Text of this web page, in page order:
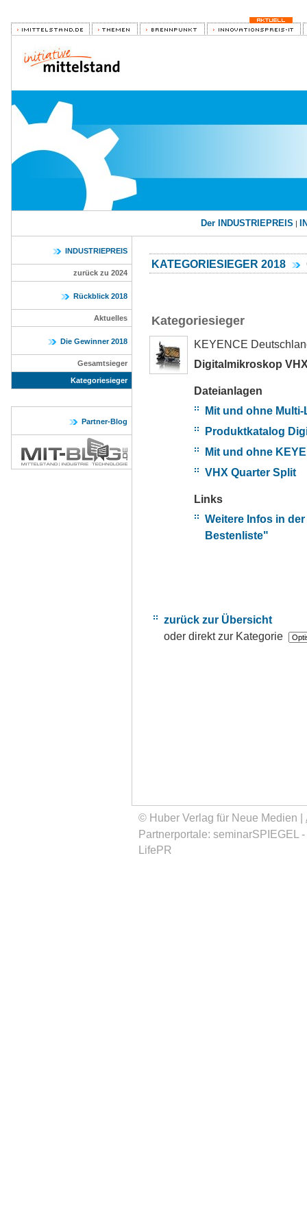
Der INDUSTRIEPREIS |
INDUSTRIEPREIS
zurück zu 2024
Rückblick 2018
Aktuelles
Die Gewinner 2018
Gesamtsieger
Kategoriesieger
Partner-Blog
KATEGORIESIEGER 2018
Kategoriesieger
KEYENCE
Digitalmikroskop
Dateianlagen
Mit und ohne
Produktkatalog
Mit und ohne
VHX Quarter Split
Links
Weitere Infos in
Bestenliste"
zurück zur Übersicht
oder direkt zur Kategorie
© Huber Verlag für Neue Medien |
Partnerportale: seminarSPIEGEL -
LifePR